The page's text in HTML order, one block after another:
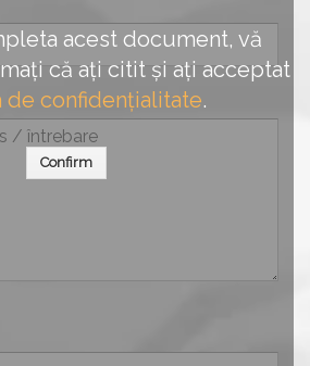
acest document, vă
că ați citit și ați acceptat
de confidențialitate.
Confirm